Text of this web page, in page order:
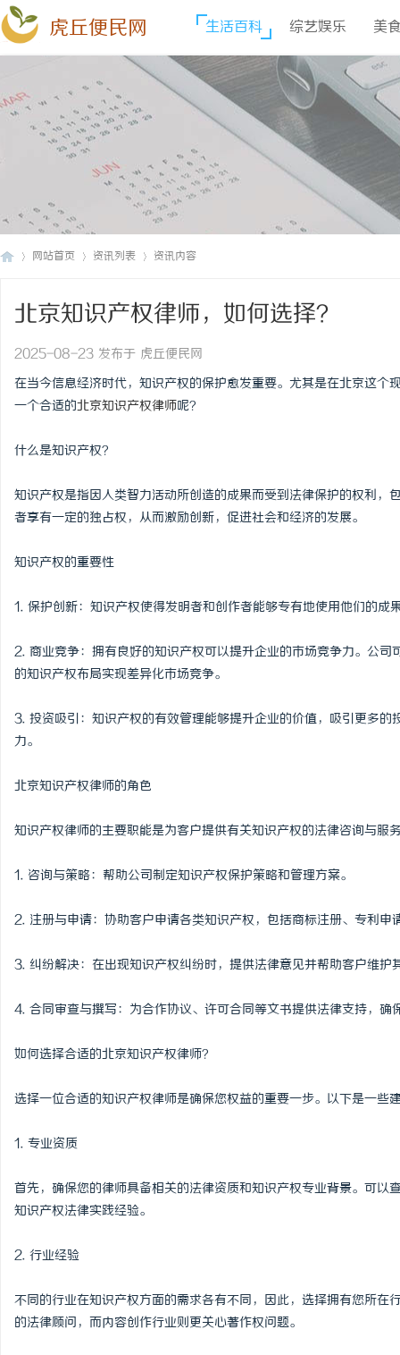
虎丘便民网 生活百科 综艺娱乐 美
网站首页 资讯列表 资讯内容
北京知识产权律师，如何选择？
2025-08-23 发布于 虎丘便民网
在当今信息经济时代，知识产权的保护愈发重要。尤其是在北京这
一个合适的北京知识产权律师呢？
什么是知识产权？
知识产权是指因人类智力活动所创造的成果而受到法律保护的权利
者享有一定的独占权，从而激励创新，促进社会和经济的发展。
知识产权的重要性
1. 保护创新：知识产权使得发明者和创作者能够专有地使用他们的
2. 商业竞争：拥有良好的知识产权可以提升企业的市场竞争力。公
的知识产权布局实现差异化市场竞争。
3. 投资吸引：知识产权的有效管理能够提升企业的价值，吸引更多
力。
北京知识产权律师的角色
知识产权律师的主要职能是为客户提供有关知识产权的法律咨询与服
1. 咨询与策略：帮助公司制定知识产权保护策略和管理方案。
2. 注册与申请：协助客户申请各类知识产权，包括商标注册、专利申
3. 纠纷解决：在出现知识产权纠纷时，提供法律意见并帮助客户维护
4. 合同审查与撰写：为合作协议、许可合同等文书提供法律支持，确
如何选择合适的北京知识产权律师？
选择一位合适的知识产权律师是确保您权益的重要一步。以下是一些
1. 专业资质
首先，确保您的律师具备相关的法律资质和知识产权专业背景。可
知识产权法律实践经验。
2. 行业经验
不同的行业在知识产权方面的需求各有不同，因此，选择拥有您所
的法律顾问，而内容创作行业则更关心著作权问题。
激光切管机：现代制造